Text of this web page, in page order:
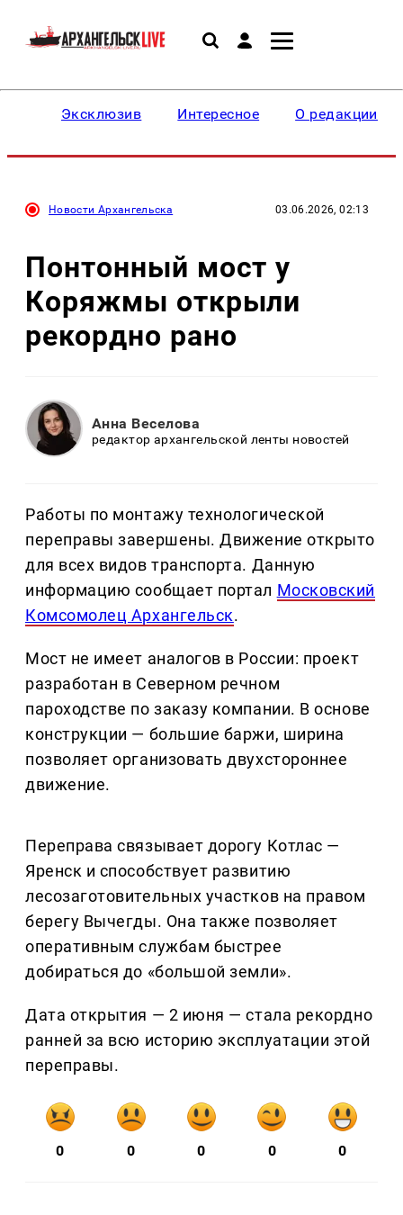
Эксклюзив Интересное О редакции
Новости Архангельска 03.06.2026, 02:13
Понтонный мост у
Коряжмы открыли
рекордно рано
Анна Веселова
редактор архангельской ленты новостей
Работы по монтажу технологической
переправы завершены. Движение открыто
для всех видов транспорта. Данную
информацию сообщает портал Московский
Комсомолец Архангельск.
Мост не имеет аналогов в России: проект
разработан в Северном речном
пароходстве по заказу компании. В основе
конструкции — большие баржи, ширина
позволяет организовать двухстороннее
движение.
Переправа связывает дорогу Котлас —
Яренск и способствует развитию
лесозаготовительных участков на правом
берегу Вычегды. Она также позволяет
оперативным службам быстрее
добираться до «большой земли».
Дата открытия — 2 июня — стала рекордно
ранней за всю историю эксплуатации этой
переправы.
0 0 0 0 0